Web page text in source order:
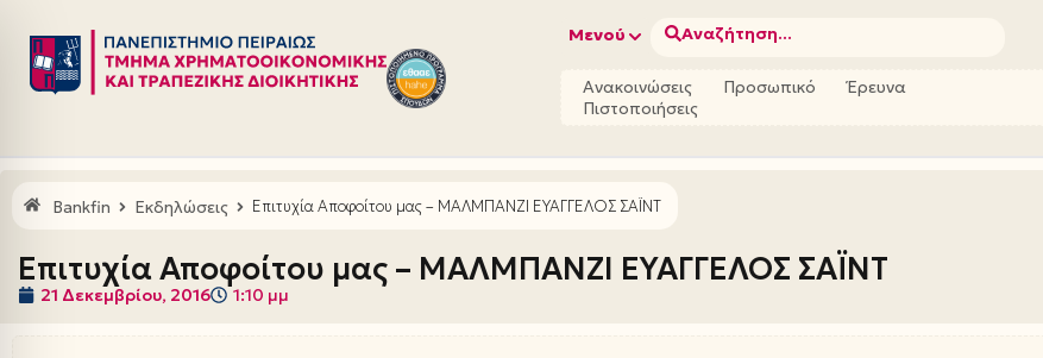
Μεταπηδήστε
στο
Μενού Αναζήτηση...
Ανακοινώσεις Προσωπικό
Έρευνα
Πιστοποιήσεις
Bankfin Εκδηλώσεις Επιτυχία Αποφοίτου μας – ΜΑΛΜΠΑΝΖΙ ΕΥΑΓΓΕΛΟΣ ΣΑΪΝΤ
Επιτυχία Αποφοίτου μας – ΜΑΛΜΠΑΝΖΙ ΕΥΑΓΓΕΛΟΣ ΣΑΪΝΤ
21 Δεκεμβρίου, 2016 1:10 μμ